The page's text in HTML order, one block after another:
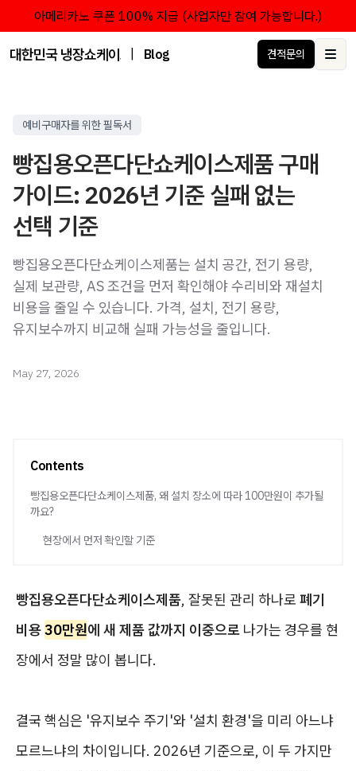
아메리카노 쿠폰 100% 지급 (사업자만 참여 가능합니다.)
대한민국 냉장쇼케이스 점유율 1위 브랜드 한성쇼케이스
Blog 견적문의
예비구매자를 위한 필독서
빵집용오픈다단쇼케이스제품 구매
가이드: 2026년 기준 실패 없는
선택 기준
빵집용오픈다단쇼케이스제품는 설치 공간, 전기 용량,
실제 보관량, AS 조건을 먼저 확인해야 수리비와 재설치
비용을 줄일 수 있습니다. 가격, 설치, 전기 용량,
유지보수까지 비교해 실패 가능성을 줄입니다.
May 27, 2026
Contents
빵집용오픈다단쇼케이스제품, 왜 설치 장소에 따라 100만원이 추가될
까요?
현장에서 먼저 확인할 기준
빵집용오픈다단쇼케이스제품, 잘못된 관리 하나로 폐기
비용30만원에 새 제품 값까지 이중으로 나가는 경우를 현
장에서 정말 많이 봅니다.
결국 핵심은 '유지보수 주기'와 '설치 환경'을 미리 아느냐
모르느냐의 차이입니다. 2026년 기준으로, 이 두 가지만